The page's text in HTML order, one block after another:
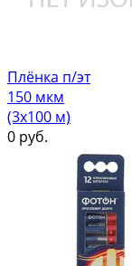
Плёнка п/эт
150 мкм
(3х100 м)
0 руб.